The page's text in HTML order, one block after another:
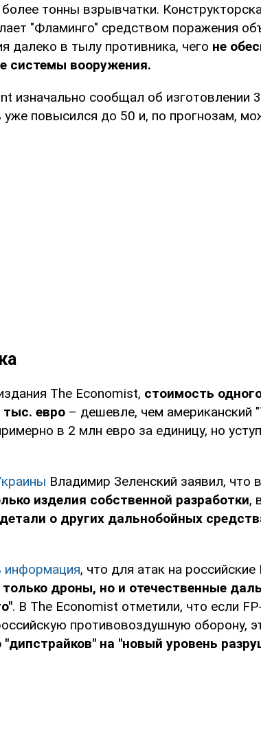
тонны взрывчатки.
"Фламинго" средством поражения
далеко в тылу противника, чего не
системы вооружения.
изначально сообщал об изготовлении
уже повысился до 50 и, по прогнозам,
The Economist, стоимость
тыс. евро – дешевле, чем американский
в 2 млн евро за единицу, но
Владимир Зеленский заявил, что
изделия собственной разработки,
детали о других дальнобойных
информация, что для атак на
только дроны, но и отечественные
. В The Economist отметили, что если
противовоздушную оборону,
на "новый уровень